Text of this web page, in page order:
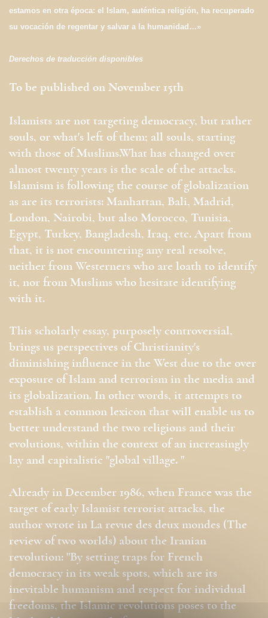
estamos en otra época: el Islam, auténtica religión, ha recuperado
su vocación de regentar y salvar a la humanidad…»
Derechos de traducción disponibles
To be published on November 15th
Islamists are not targeting democracy, but rather
souls, or what's left of them; all souls, starting
with those of Muslims.What has changed over
almost twenty years is the scale of the attacks.
Islamism is following the course of globalization
as are its terrorists: Manhattan, Bali, Madrid,
London, Nairobi, but also Morocco, Tunisia,
Egypt, Turkey, Bangladesh, Iraq, etc. Apart from
that, it is not encountering any real resolve,
neither from Westerners who are loath to identify
it, nor from Muslims who hesitate identifying
with it.
This scholarly essay, purposely controversial,
brings us perspectives of Christianity's
diminishing influence in the West due to the over
exposure of Islam and terrorism in the media and
its globalization. In other words, it attempts to
establish a common lexicon that will enable us to
better understand the two religions and their
evolutions, within the context of an increasingly
lay and capitalistic "global village. "
Already in December 1986, when France was the
target of early Islamist terrorist attacks, the
author wrote in La revue des deux mondes (The
review of two worlds) about the Iranian
revolution: "By setting traps for French
democracy in its weak spots, which are its
inevitable humanism and respect for individual
freedoms, the Islamic revolutions poses to the